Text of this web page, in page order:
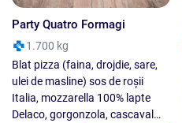
Party Quatro Formagi
1.700 kg
Blat pizza (faina, drojdie, sare,
ulei de masline) sos de roșii
Italia, mozzarella 100% lapte
Delaco, gorgonzola, cascaval